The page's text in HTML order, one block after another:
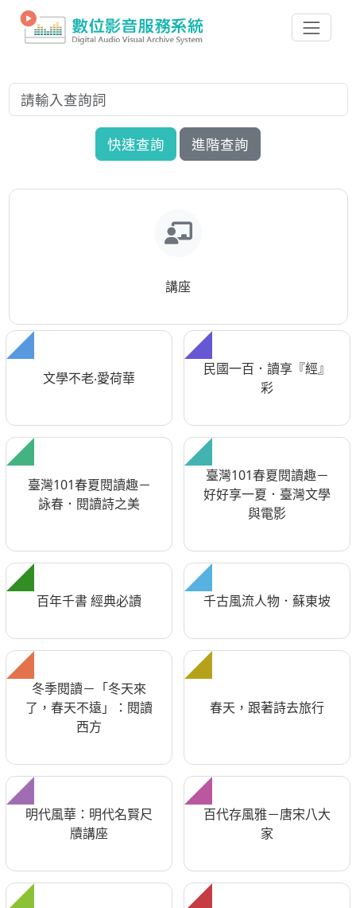
快速查詢 進階查詢
講座
文學不老‧愛荷華
民國一百．讀享『經』
彩
臺灣101春夏閱讀趣－
詠春．閱讀詩之美
臺灣101春夏閱讀趣－
好好享一夏．臺灣文學
與電影
百年千書 經典必讀 千古風流人物．蘇東坡
冬季閱讀－「冬天來
了，春天不遠」：閱讀
西方
春天，跟著詩去旅行
明代風華：明代名賢尺
牘講座
百代存風雅－唐宋八大
家